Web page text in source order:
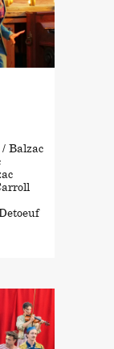
/ Balzac